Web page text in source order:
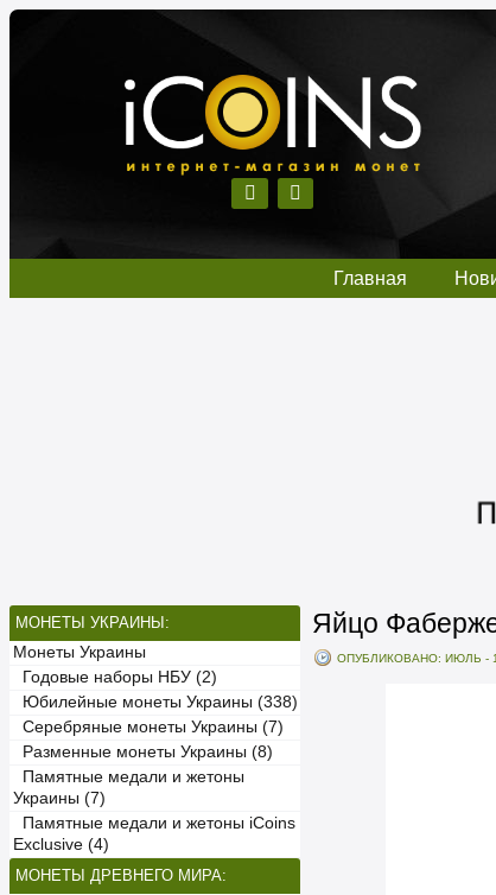
Главная
МОНЕТЫ УКРАИНЫ:
Монеты Украины
Годовые наборы НБУ (2)
Юбилейные монеты Украины (338)
Серебряные монеты Украины (7)
Разменные монеты Украины (8)
Памятные медали и жетоны
Украины (7)
Памятные медали и жетоны iCoins
Exclusive (4)
МОНЕТЫ ДРЕВНЕГО МИРА:
Яйцо
ОПУБЛИКОВАНО: ИЮЛЬ -